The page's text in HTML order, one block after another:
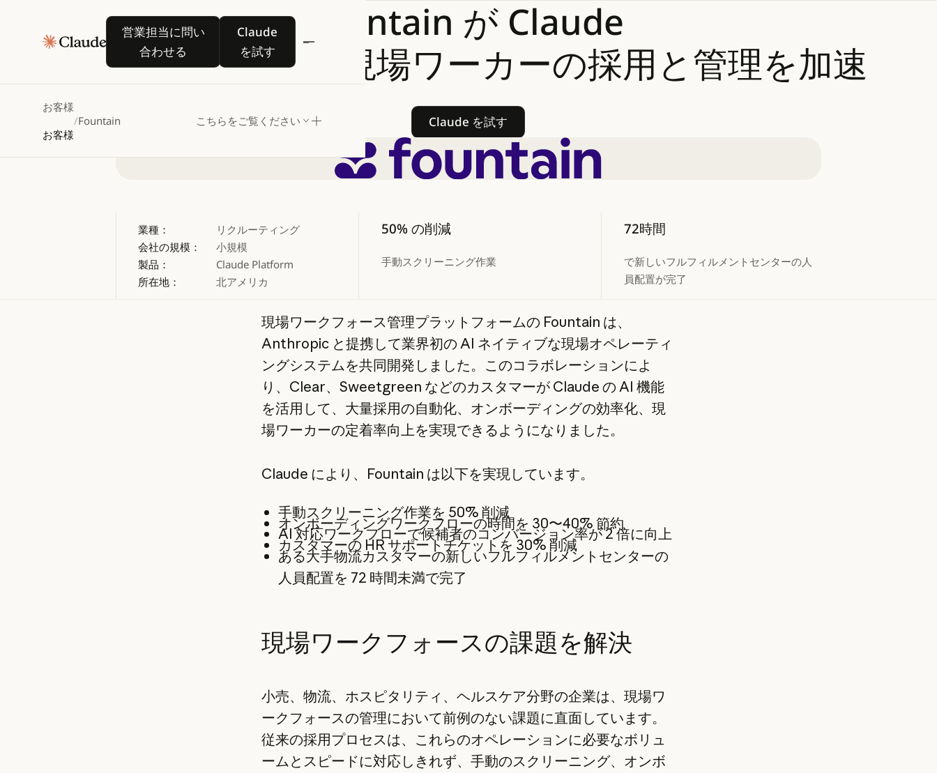
営業担当に問い
合わせる
営業担当に問い合わせる
Claude
を試す
Claude を試す
お客様
お客様
/Fountain こちらをご覧ください
Fountain が Claude
を活用して現場ワーカーの採用と管理を加速
Claude を試す
Claude を試す
業種：
リクルーティング
会社の規模：
小規模
製品：
Claude Platform
所在地：
北アメリカ
50% の削減
手動スクリーニング作業
72時間
で新しいフルフィルメントセンターの人
員配置が完了
現場ワークフォース管理プラットフォームの Fountain は、
Anthropic と提携して業界初の AI ネイティブな現場オペレーティ
ングシステムを共同開発しました。このコラボレーションによ
り、Clear、Sweetgreen などのカスタマーが Claude の AI 機能
を活用して、大量採用の自動化、オンボーディングの効率化、現
場ワーカーの定着率向上を実現できるようになりました。
Claude により、Fountain は以下を実現しています。
手動スクリーニング作業を 50% 削減
オンボーディングワークフローの時間を 30〜40% 節約
AI 対応ワークフローで候補者のコンバージョン率が 2 倍に向上
カスタマーの HR サポートチケットを 30% 削減
ある大手物流カスタマーの新しいフルフィルメントセンターの
人員配置を 72 時間未満で完了
現場ワークフォースの課題を解決
小売、物流、ホスピタリティ、ヘルスケア分野の企業は、現場ワ
ークフォースの管理において前例のない課題に直面しています。
従来の採用プロセスは、これらのオペレーションに必要なボリュ
ームとスピードに対応しきれず、手動のスクリーニング、オンボ